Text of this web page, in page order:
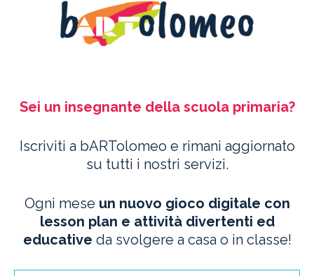
Sei un insegnante della scuola primaria?
Iscriviti a bARTolomeo e rimani aggiornato
su tutti i nostri servizi.
Ogni mese un nuovo gioco digitale con
lesson plan e attività divertenti ed
educative da svolgere a casa o in classe!